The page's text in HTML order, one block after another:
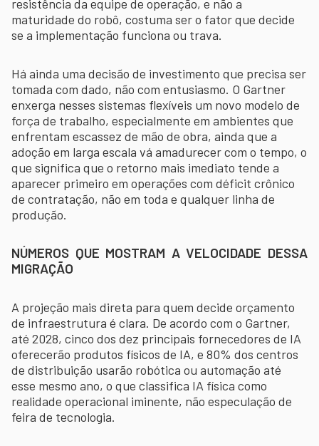
resistência da equipe de operação, e não a
maturidade do robô, costuma ser o fator que decide
se a implementação funciona ou trava.
Há ainda uma decisão de investimento que precisa ser
tomada com dado, não com entusiasmo. O Gartner
enxerga nesses sistemas flexíveis um novo modelo de
força de trabalho, especialmente em ambientes que
enfrentam escassez de mão de obra, ainda que a
adoção em larga escala vá amadurecer com o tempo, o
que significa que o retorno mais imediato tende a
aparecer primeiro em operações com déficit crônico
de contratação, não em toda e qualquer linha de
produção.
NÚMEROS QUE MOSTRAM A VELOCIDADE DESSA
MIGRAÇÃO
A projeção mais direta para quem decide orçamento
de infraestrutura é clara. De acordo com o Gartner,
até 2028, cinco dos dez principais fornecedores de IA
oferecerão produtos físicos de IA, e 80% dos centros
de distribuição usarão robótica ou automação até
esse mesmo ano, o que classifica IA física como
realidade operacional iminente, não especulação de
feira de tecnologia.